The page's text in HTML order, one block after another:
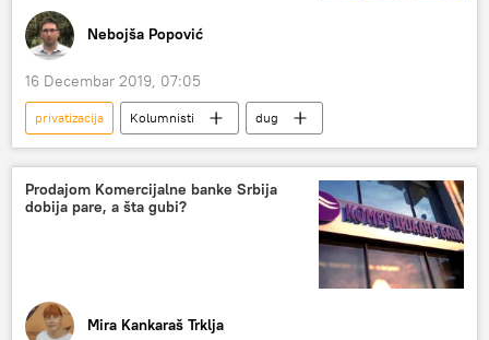
Nebojša Popović
16 Decembar 2019, 07:05
privatizacija Kolumnisti dug
Prodajom Komercijalne banke Srbija
dobija pare, a šta gubi?
Mira Kankaraš Trklja